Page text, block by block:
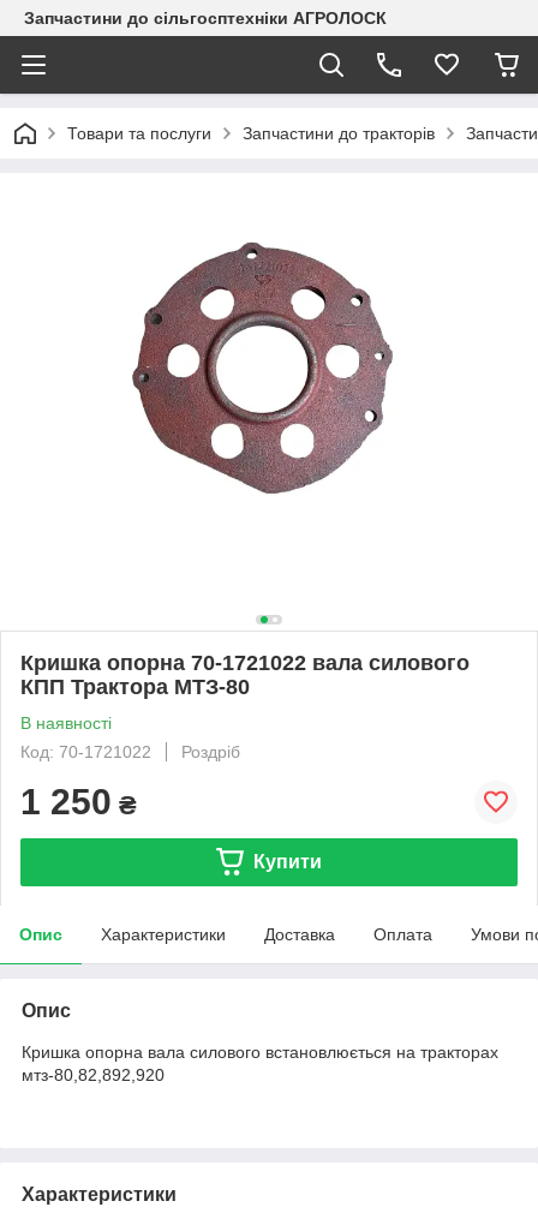
Запчастини до сільгосптехніки АГРОЛОСК
Товари та послуги Запчастини до тракторів
Кришка опорна 70-1721022 вала силового
КПП Трактора МТЗ-80
В наявності
Код: 70-1721022
Роздріб
1 250 ₴
Купити
Опис Характеристики Доставка Оплата Умови
Опис
Кришка опорна вала силового встановлюється на тракторах
мтз-80,82,892,920
Характеристики